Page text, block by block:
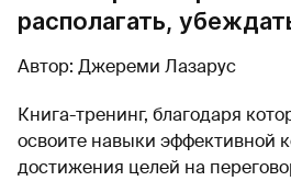
располагать,
Автор: Джереми Лазарус
Книга-тренинг, благодаря
освоите навыки эффективной
достижения целей на